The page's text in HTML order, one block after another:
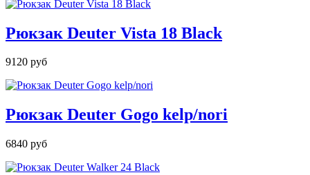
Рюкзак Deuter Vista 18 Black
9120 руб
Рюкзак Deuter Gogo kelp/nori
6840 руб